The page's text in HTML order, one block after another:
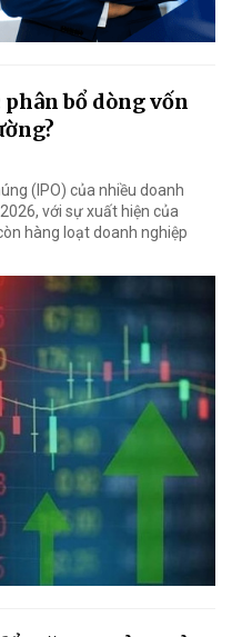
phân bổ dòng vốn
(IPO) của nhiều doanh
với sự xuất hiện của
hàng loạt doanh nghiệp